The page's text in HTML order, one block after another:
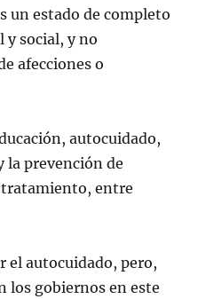
un estado de completo
y social, y no
afecciones o
autocuidado,
la prevención de
tratamiento, entre
el autocuidado, pero,
los gobiernos en este